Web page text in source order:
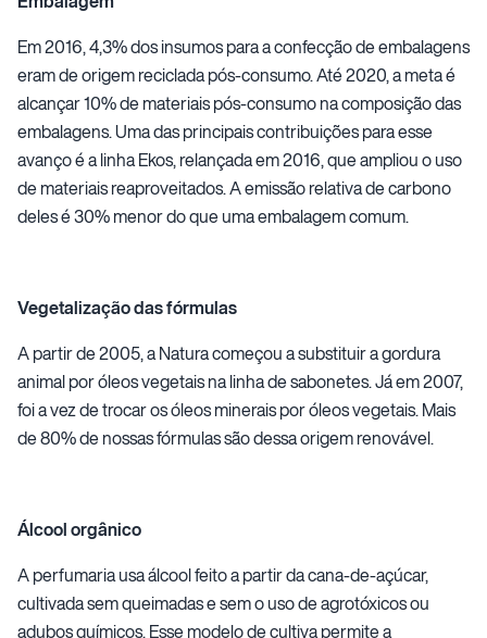
Em 2016, 4,3% dos insumos para a confecção de embalagens
eram de origem reciclada pós-consumo. Até 2020, a meta é
alcançar 10% de materiais pós-consumo na composição das
embalagens. Uma das principais contribuições para esse
avanço é a linha Ekos, relançada em 2016, que ampliou o uso
de materiais reaproveitados. A emissão relativa de carbono
deles é 30% menor do que uma embalagem comum.
Vegetalização das fórmulas
A partir de 2005, a Natura começou a substituir a gordura
animal por óleos vegetais na linha de sabonetes. Já em 2007,
foi a vez de trocar os óleos minerais por óleos vegetais. Mais
de 80% de nossas fórmulas são dessa origem renovável.
Álcool orgânico
A perfumaria usa álcool feito a partir da cana-de-açúcar,
cultivada sem queimadas e sem o uso de agrotóxicos ou
adubos químicos. Esse modelo de cultiva permite a